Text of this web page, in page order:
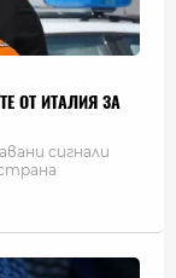
ОТ ИТАЛИЯ ЗА
сигнали